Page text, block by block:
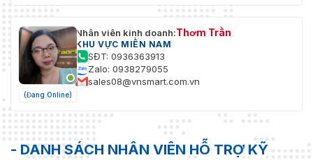
(Đang Online)
Nhân viên kinh doanh:Thơm Trần
KHU VỰC MIỀN NAM
SĐT: 0936363913
Zalo: 0938279055
sales08@vnsmart.com.vn
- DANH SÁCH NHÂN VIÊN HỖ TRỢ KỸ